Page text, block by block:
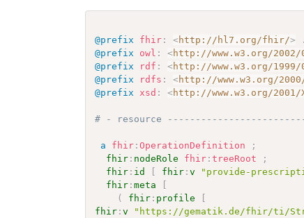
@prefix fhir : <http://hl7.org/fhir/>
.
@prefix
owl : <http://www.w3.org/2002/
@prefix
rdf : <http://www.w3.org/
@prefix
rdfs : <http://www.w3.org/
@prefix
xsd : <http://www.w3.org/2001/
# - resource
a fhir :OperationDefinition
;
fhir : nodeRole fhir :treeRoot
;
fhir : id fhir :v "provide-
fhir :meta
(
fhir : profile
fhir :v "https://gematik.de/fhir/ti/